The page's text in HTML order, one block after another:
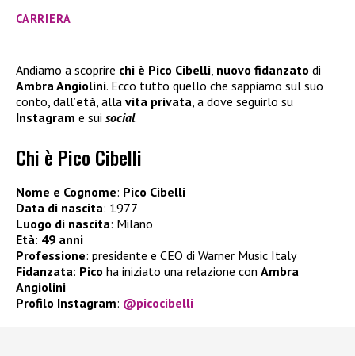
CARRIERA
Andiamo a scoprire chi è Pico Cibelli nuovo fidanzato di
Ambra Angiolini. Ecco tutto quello che sappiamo sul suo
conto, dall’età , alla vita privata , a dove seguirlo su
Instagram e sui social.
Chi è Pico Cibelli
Nome e Cognome: Pico Cibelli
Data di nascita: 1977
Luogo di nascita: Milano
Età: 49 anni
Professione: presidente e CEO di Warner Music Italy
Fidanzata: Pico ha iniziato una relazione con Ambra
Angiolini
Profilo Instagram: @picocibelli